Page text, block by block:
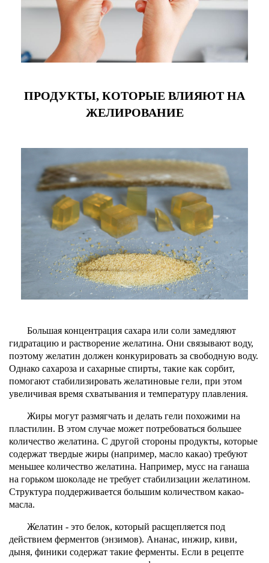
ПРОДУКТЫ, КОТОРЫЕ ВЛИЯЮТ НА
ЖЕЛИРОВАНИЕ
Большая концентрация сахара или соли замедляют
гидратацию и растворение желатина. Они связывают воду,
поэтому желатин должен конкурировать за свободную воду.
Однако сахароза и сахарные спирты, такие как сорбит,
помогают стабилизировать желатиновые гели, при этом
увеличивая время схватывания и температуру плавления.
Жиры могут размягчать и делать гели похожими на
пластилин. В этом случае может потребоваться большее
количество желатина. С другой стороны продукты, которые
содержат твердые жиры (например, масло какао) требуют
меньшее количество желатина. Например, мусс на ганаша
на горьком шоколаде не требует стабилизации желатином.
Структура поддерживается большим количеством какао-
масла.
Желатин - это белок, который расщепляется под
действием ферментов (энзимов). Ананас, инжир, киви,
дыня, финики содержат такие ферменты. Если в рецепте